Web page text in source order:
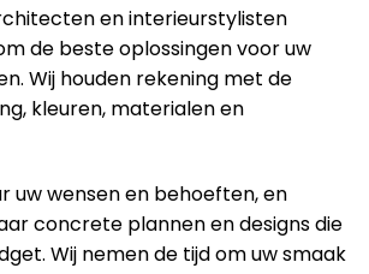
en interieurstylisten
de beste oplossingen voor uw
Wij houden rekening met de
kleuren, materialen en
uw wensen en behoeften, en
concrete plannen en designs die
Wij nemen de tijd om uw smaak